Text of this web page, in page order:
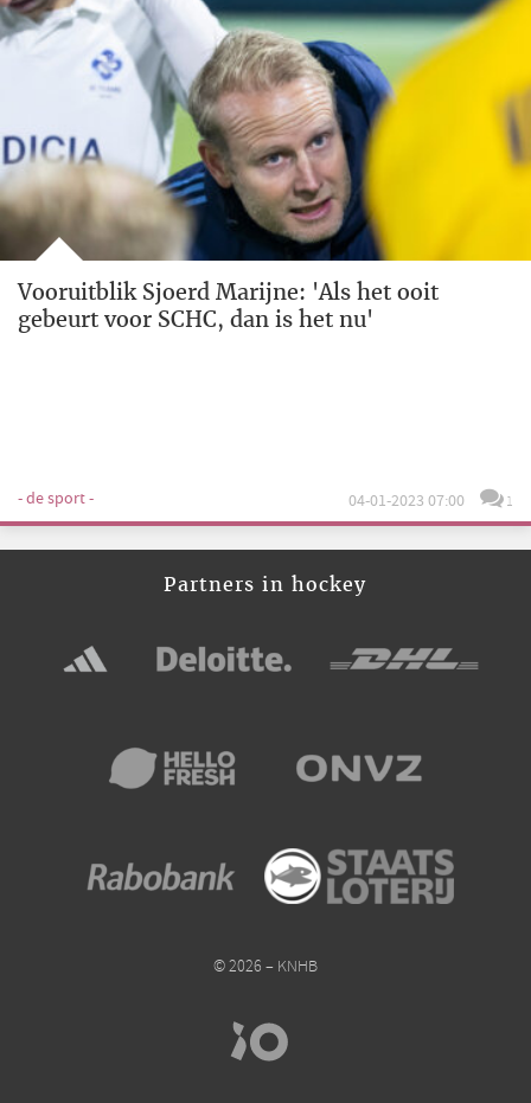
Vooruitblik Sjoerd Marijne: 'Als het ooit
gebeurt voor SCHC, dan is het nu'
- de sport - 04-01-2023 07:00 1
Partners in hockey
© 2026 – KNHB